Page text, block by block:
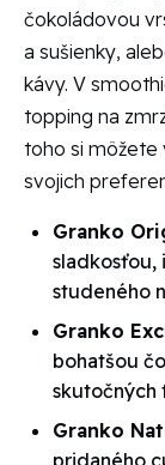
čokoládovou
a sušienky,
kávy. V
topping na
toho si môžete
svojich
Granko
sladkosťou,
studeného
Granko
bohatšou
skutočných
Granko
pridaného